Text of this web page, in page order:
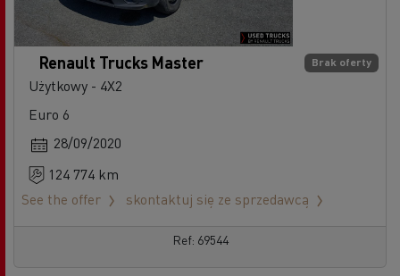
Brak oferty
Renault Trucks Master
Użytkowy - 4X2
Euro 6
28/09/2020
124 774 km
See the offer
skontaktuj się ze sprzedawcą
Ref: 69544